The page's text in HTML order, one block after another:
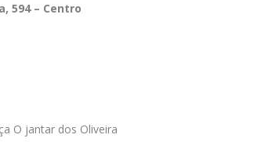
594 – Centro
O jantar dos Oliveira